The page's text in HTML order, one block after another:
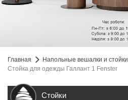
Главная Напольные вешалки и стойки
Стойка для одежды Галлант 1 Fenster
Стойки